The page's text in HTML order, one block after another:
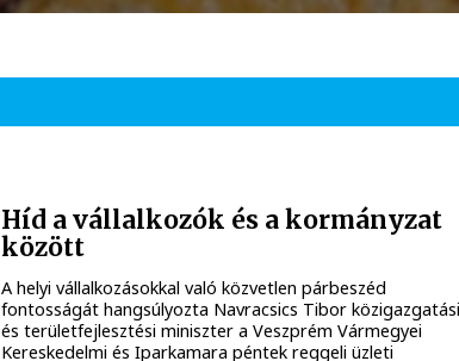
Híd a vállalkozók és a kormányzat
között
A helyi vállalkozásokkal való közvetlen párbeszéd
fontosságát hangsúlyozta Navracsics Tibor közigazgatási
és területfejlesztési miniszter a Veszprém Vármegyei
Kereskedelmi és Iparkamara péntek reggeli üzleti